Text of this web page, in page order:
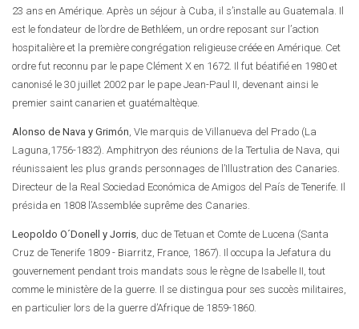
23 ans en Amérique. Après un séjour à Cuba, il s’installe au Guatemala. Il
est le fondateur de l’ordre de Bethléem, un ordre reposant sur l’action
hospitalière et la première congrégation religieuse créée en Amérique. Cet
ordre fut reconnu par le pape Clément X en 1672. Il fut béatifié en 1980 et
canonisé le 30 juillet 2002 par le pape Jean-Paul II, devenant ainsi le
premier saint canarien et guatémaltèque.
Alonso de Nava y Grimón , VIe marquis de Villanueva del Prado (La
Laguna,1756-1832). Amphitryon des réunions de la Tertulia de Nava, qui
réunissaient les plus grands personnages de l’Illustration des Canaries.
Directeur de la Real Sociedad Económica de Amigos del País de Tenerife. Il
présida en 1808 l’Assemblée suprême des Canaries.
Leopoldo O´Donell y Jorris , duc de Tetuan et Comte de Lucena (Santa
Cruz de Tenerife 1809 - Biarritz, France, 1867). Il occupa la Jefatura du
gouvernement pendant trois mandats sous le règne de Isabelle II, tout
comme le ministère de la guerre. Il se distingua pour ses succès militaires,
en particulier lors de la guerre d’Afrique de 1859-1860.